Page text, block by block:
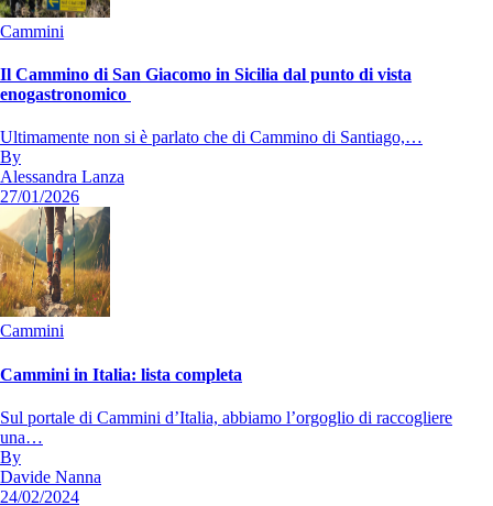
Cammini
Il Cammino di San Giacomo in Sicilia dal punto di vista
enogastronomico
Ultimamente non si è parlato che di Cammino di Santiago,…
By
Alessandra Lanza
27/01/2026
Cammini
Cammini in Italia: lista completa
Sul portale di Cammini d’Italia, abbiamo l’orgoglio di raccogliere
una…
By
Davide Nanna
24/02/2024